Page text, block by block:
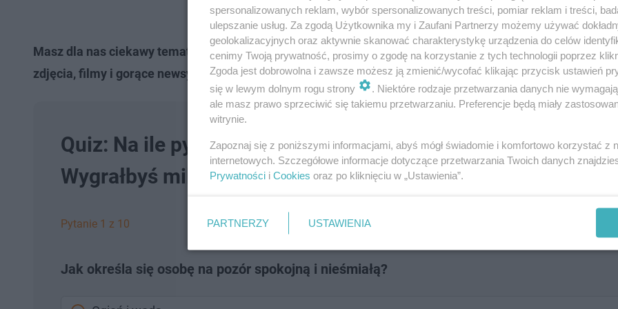
Masz dla nas ciekawy temat lub wystrzałową nowinę? Napisz do nas na adres[email protected].
zdjęcia, filmy i gorące newsy z Waszej okolicy!
Quiz: Na ile pytań z „Milionerów” potrafisz odpowiedzieć?
Wygrałbyś milion?
Pytanie 1 z 10
Jak określa się osobę na pozór spokojną i nieśmiałą?
spersonalizowanych reklam, wybór spersonalizowanych treści, pomiar reklam i treści,
ulepszanie usług. Za zgodą Użytkownika my i Zaufani Partnerzy możemy używać
geolokalizacyjnych oraz aktywnie skanować charakterystykę urządzenia do celów
cenimy Twoją prywatność, prosimy o zgodę na korzystanie z tych technologii poprzez
Zgoda jest dobrowolna i zawsze możesz ją zmienić/wycofać klikając przycisk ustawień
się w lewym dolnym rogu strony
. Niektóre rodzaje przetwarzania danych nie
ale masz prawo sprzeciwić się takiemu przetwarzaniu. Preferencje będą miały
witrynie.
Zapoznaj się z poniższymi informacjami, abyś mógł świadomie i komfortowo korzystać z
internetowych. Szczegółowe informacje dotyczące przetwarzania Twoich danych
Prywatności i Cookies oraz po kliknięciu w „Ustawienia”.
PARTNERZY USTAWIENIA